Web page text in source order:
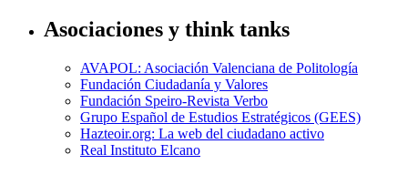
Asociaciones y think tanks
AVAPOL: Asociación Valenciana de Politología
Fundación Ciudadanía y Valores
Fundación Speiro-Revista Verbo
Grupo Español de Estudios Estratégicos (GEES)
Hazteoir.org: La web del ciudadano activo
Real Instituto Elcano